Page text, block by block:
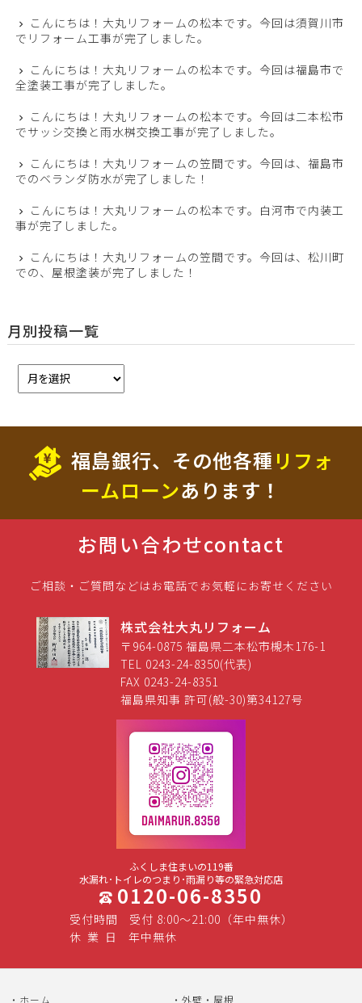
こんにちは！大丸リフォームの松本です。今回は須賀川市
でリフォーム工事が完了しました。
こんにちは！大丸リフォームの松本です。今回は福島市で
全塗装工事が完了しました。
こんにちは！大丸リフォームの松本です。今回は二本松市
でサッシ交換と雨水桝交換工事が完了しました。
こんにちは！大丸リフォームの笠間です。今回は、福島市
でのベランダ防水が完了しました！
こんにちは！大丸リフォームの松本です。白河市で内装工
事が完了しました。
こんにちは！大丸リフォームの笠間です。今回は、松川町
での、屋根塗装が完了しました！
月別投稿一覧
福島銀行、その他各種 リフォ
ームローンあります！
お問い合わせcontact
ご相談・ご質問などはお電話でお気軽にお寄せください
株式会社大丸リフォーム
〒964-0875 福島県二本松市槻木176-1
TEL 0243-24-8350(代表)
FAX 0243-24-8351
福島県知事 許可(般-30)第34127号
ふくしま住まいの119番
水漏れ･トイレのつまり･雨漏り等の緊急対応店
0120-06-8350
受付時間
受付 8:00～21:00（年中無休）
休 業 日 年中無休
ホーム 外壁・屋根